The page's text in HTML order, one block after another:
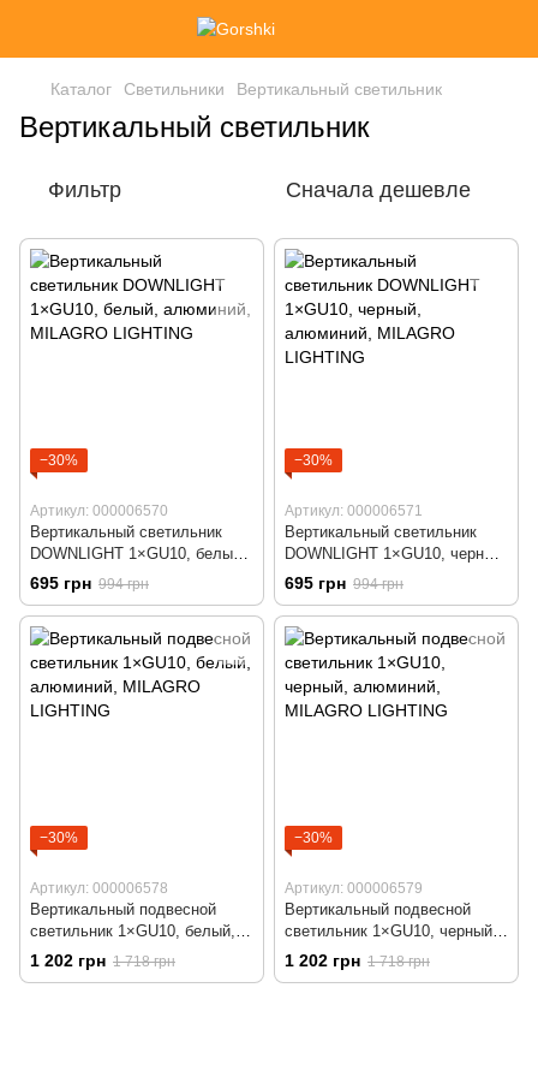
Каталог Светильники Вертикальный светильник
Вертикальный светильник
Фильтр Сначала дешевле
−30%
Артикул: 000006570
Вертикальный светильник
DOWNLIGHT 1×GU10, белый,
алюминий, MILAGRO
LIGHTING
695 грн 994 грн
−30%
Артикул: 000006571
Вертикальный светильник
DOWNLIGHT 1×GU10, черный,
алюминий, MILAGRO
LIGHTING
695 грн 994 грн
−30%
Артикул: 000006578
Вертикальный подвесной
светильник 1×GU10, белый,
алюминий, MILAGRO
LIGHTING
1 202 грн 1 718 грн
−30%
Артикул: 000006579
Вертикальный подвесной
светильник 1×GU10, черный,
алюминий, MILAGRO
LIGHTING
1 202 грн 1 718 грн